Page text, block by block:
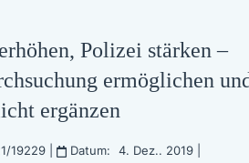
Polizei stärken –
ermöglichen
ergänzen
19229 Datum: 4. Dez.. 2019